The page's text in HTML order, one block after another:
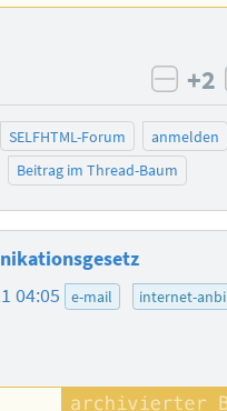
+2
SELFHTML-Forum
anmelden
Beitrag im Thread-Baum
04:05 e-mail
internet-